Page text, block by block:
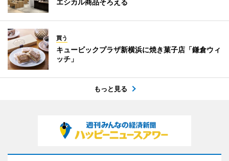
エシカル商品そろえる
買う
キュービックプラザ新横浜に焼き菓子店「鎌倉ウィ
ッチ」
もっと見る